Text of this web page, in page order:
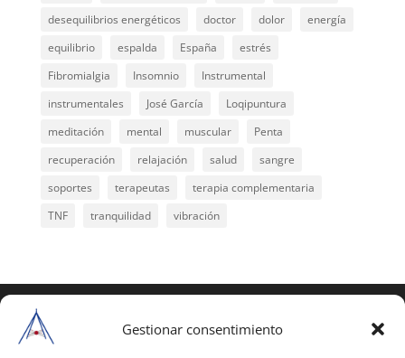
Gestionar consentimiento
desequilibrios energéticos
doctor dolor
energía
equilibrio
espalda España
estrés
Fibromialgia
Insomnio
Instrumental
instrumentales
José García
Loqipuntura
meditación
mental muscular
Penta
recuperación
relajación salud
sangre
soportes
terapeutas
terapia complementaria
TNF
tranquilidad vibración
reservados